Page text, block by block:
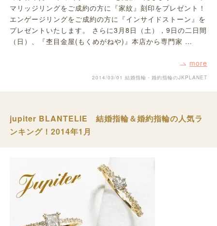
マリッジリングをご成約の方に『家紋』刻印をプレゼント！
エンゲージリングをご成約の方に『インサイドストーン』を
プレゼントいたします。 さらに3月8日（土），9日の二日間
（日）、『杢目金屋(もくめがねや)』本店から専門家 …
more
2014/03/01 結婚指輪・婚約指輪のJKPLANET
jupiter BLANTELIE 結婚指輪＆婚約指輪の人気ラ
ンキング！2014年1月